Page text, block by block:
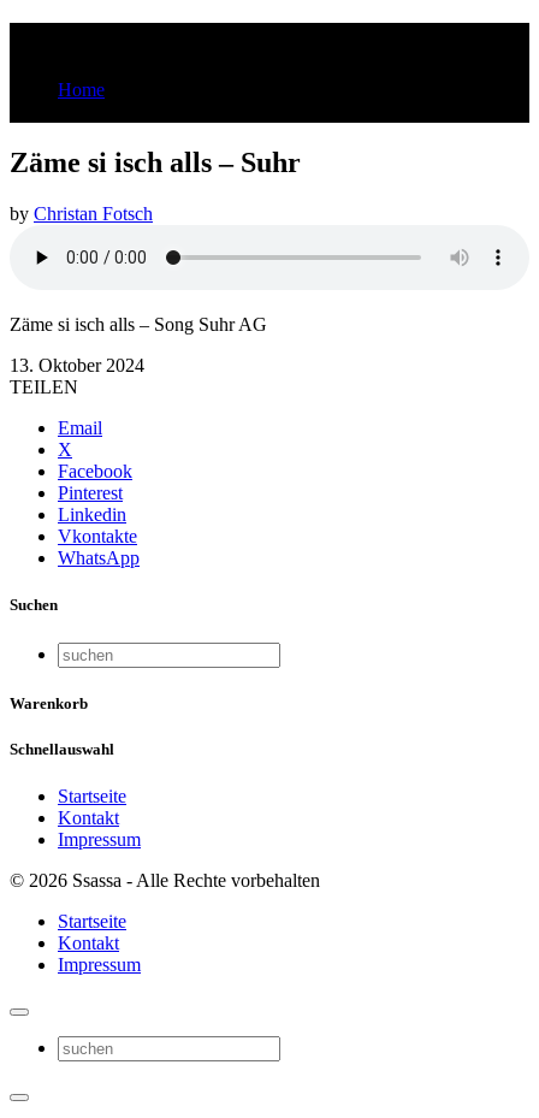
Home
Zäme si isch alls – Suhr
by Christan Fotsch
Zäme si isch alls – Song Suhr AG
13. Oktober 2024
TEILEN
Email
X
Facebook
Pinterest
Linkedin
Vkontakte
WhatsApp
Suchen
Warenkorb
Schnellauswahl
Startseite
Kontakt
Impressum
© 2026 Ssassa - Alle Rechte vorbehalten
Startseite
Kontakt
Impressum